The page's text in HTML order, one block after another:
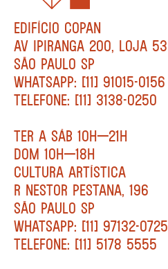
EDIFÍCIO COPAN
AV IPIRANGA 200, LOJA 53
SÃO PAULO SP
WHATSAPP: [11] 91015-0156
TELEFONE: [11] 3138-0250
TER A SÁB 10H—21H
DOM 10H—18H
CULTURA ARTÍSTICA
R NESTOR PESTANA, 196
SÃO PAULO SP
WHATSAPP: [11] 97132-0725
TELEFONE: [11] 5178 5555